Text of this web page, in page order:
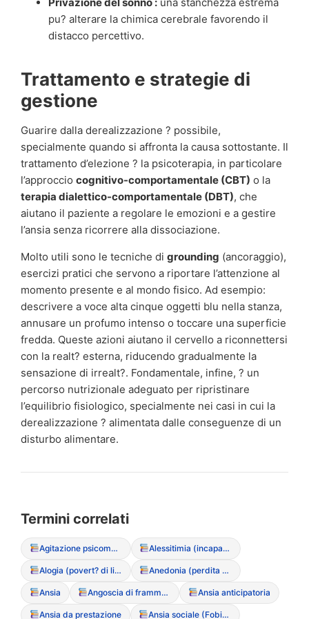
Privazione del sonno : una stanchezza estrema
pu? alterare la chimica cerebrale favorendo il
distacco percettivo.
Trattamento e strategie di
gestione
Guarire dalla derealizzazione ? possibile,
specialmente quando si affronta la causa sottostante. Il
trattamento d’elezione ? la psicoterapia, in particolare
l’approccio cognitivo-comportamentale (CBT) o la
terapia dialettico-comportamentale (DBT), che
aiutano il paziente a regolare le emozioni e a gestire
l’ansia senza ricorrere alla dissociazione.
Molto utili sono le tecniche di grounding (ancoraggio),
esercizi pratici che servono a riportare l’attenzione al
momento presente e al mondo fisico. Ad esempio:
descrivere a voce alta cinque oggetti blu nella stanza,
annusare un profumo intenso o toccare una superficie
fredda. Queste azioni aiutano il cervello a riconnettersi
con la realt? esterna, riducendo gradualmente la
sensazione di irrealt?. Fondamentale, infine, ? un
percorso nutrizionale adeguato per ripristinare
l’equilibrio fisiologico, specialmente nei casi in cui la
derealizzazione ? alimentata dalle conseguenze di un
disturbo alimentare.
Termini correlati
Agitazione psicomotoria Alessitimia (incapacit? di verbalizzare le emozioni)
Alogia (povert? di linguaggio) Anedonia (perdita di interesse/piacere)
Ansia Angoscia di frammentazione Ansia anticipatoria
Ansia da prestazione Ansia sociale (Fobia sociale)